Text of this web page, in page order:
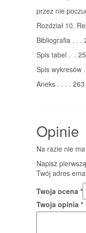
przez nie
Rozdział 10.
Bibliografia . . .
Spis tabel . .
Spis wykresów
Aneks . . . . 263
Opinie
Na razie nie
Napisz
Twój adres
Twoja ocena *
Twoja opinia *